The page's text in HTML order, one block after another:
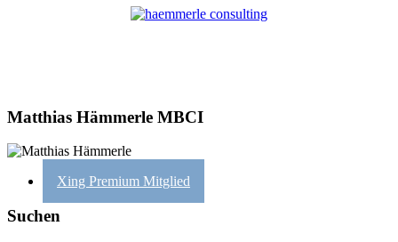
Matthias Hämmerle MBCI
Xing Premium Mitglied
Suchen